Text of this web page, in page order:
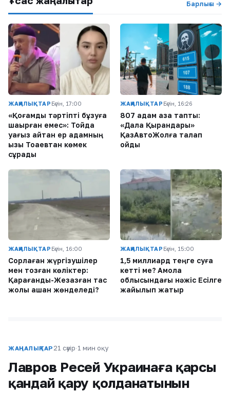
Барлығы →
ЖАҢАЛЫҚТАР Бүгін, 17:00
«Қоғамдық тәртіпті бұзуға
шақырған емес»: Тойда
уағыз айтқан ер адамның
қызы Тоқаевтан көмек
сұрады
ЖАҢАЛЫҚТАР Бүгін, 16:26
807 адам қаза тапты:
«Дала Қырандары»
ҚазАвтоЖолға талап
қойды
ЖАҢАЛЫҚТАР Бүгін, 16:00
Сорлаған жүргізушілер
мен тозған көліктер:
Қарағанды-Жезқазған тас
жолы қашан жөнделеді?
ЖАҢАЛЫҚТАР Бүгін, 15:00
1,5 миллиард теңге суға
кетті ме? Ақмола
облысындағы нәжіс Есілге
жайылып жатыр
ЖАҢАЛЫҚТАР 21 сәуір·1 мин оқу
Лавров Ресей Украинаға қарсы
қандай қару қолданатынын